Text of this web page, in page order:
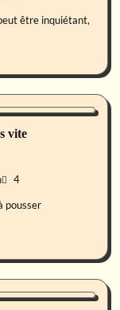
être inquiétant,
vite
4
pousser